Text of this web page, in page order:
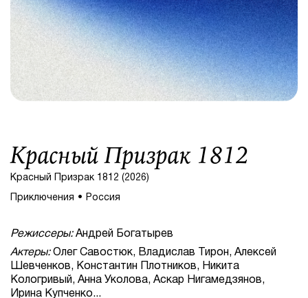
Красный Призрак 1812
Красный Призрак 1812 (2026)
Приключения Россия
Режиссеры:Андрей Богатырев
Актеры:Олег Савостюк, Владислав Тирон, Алексей
Шевченков, Константин Плотников, Никита
Кологривый, Анна Уколова, Аскар Нигамедзянов,
Ирина Купченко...